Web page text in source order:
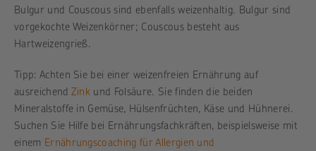
Bulgur und Couscous sind ebenfalls weizenhaltig. Bulgur sind
vorgekochte Weizenkörner; Couscous besteht aus
Hartweizengrieß.
Tipp: Achten Sie bei einer weizenfreien Ernährung auf
ausreichend Zink und Folsäure. Sie finden die beiden
Mineralstoffe in Gemüse, Hülsenfrüchten, Käse und Hühnerei.
Suchen Sie Hilfe bei Ernährungsfachkräften, beispielsweise mit
einem Ernährungscoaching für Allergien und